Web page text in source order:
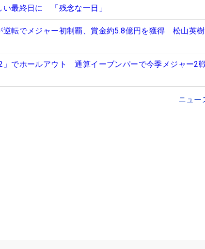
い最終日に 「残念な一日」
逆転でメジャー初制覇、賞金約5.8億円を獲得 松山英
」でホールアウト 通算イーブンパーで今季メジャー2
ニュー